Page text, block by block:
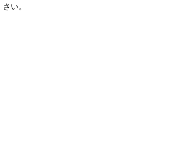
of SOLID-Rust
of ベアメタル
of シミュレータ
of トラブルシューティング
さい。